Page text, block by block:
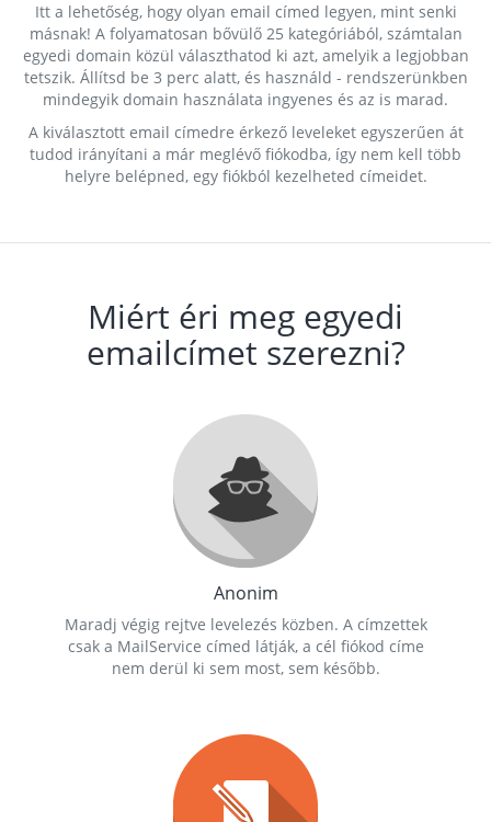
Itt a lehetőség, hogy olyan email címed legyen, mint senki
másnak! A folyamatosan bővülő 25 kategóriából, számtalan
egyedi domain közül választhatod ki azt, amelyik a legjobban
tetszik. Állítsd be 3 perc alatt, és használd - rendszerünkben
mindegyik domain használata ingyenes és az is marad.
A kiválasztott email címedre érkező leveleket egyszerűen át
tudod irányítani a már meglévő fiókodba, így nem kell több
helyre belépned, egy fiókból kezelheted címeidet.
Miért éri meg egyedi
emailcímet szerezni?
Anonim
Maradj végig rejtve levelezés közben. A címzettek
csak a MailService címed látják, a cél fiókod címe
nem derül ki sem most, sem később.